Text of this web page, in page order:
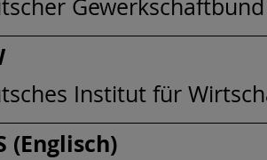
Gewerkschaftbund
Institut für
(Englisch)